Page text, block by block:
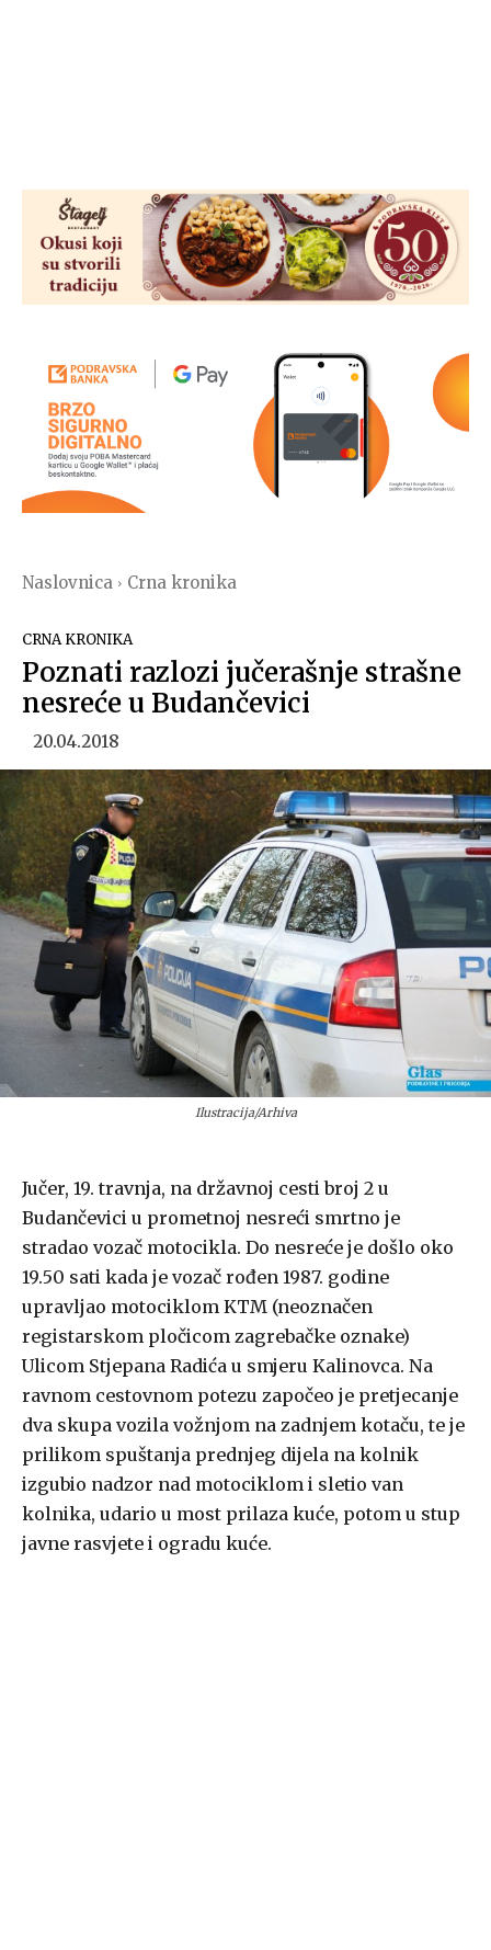
Naslovnica Crna kronika
CRNA KRONIKA
Poznati razlozi jučerašnje strašne
nesreće u Budančevici
20.04.2018
Ilustracija/Arhiva
Jučer, 19. travnja, na državnoj cesti broj 2 u
Budančevici u prometnoj nesreći smrtno je
stradao vozač motocikla. Do nesreće je došlo oko
19.50 sati kada je vozač rođen 1987. godine
upravljao motociklom KTM (neoznačen
registarskom pločicom zagrebačke oznake)
Ulicom Stjepana Radića u smjeru Kalinovca. Na
ravnom cestovnom potezu započeo je pretjecanje
dva skupa vozila vožnjom na zadnjem kotaču, te je
prilikom spuštanja prednjeg dijela na kolnik
izgubio nadzor nad motociklom i sletio van
kolnika, udario u most prilaza kuće, potom u stup
javne rasvjete i ogradu kuće.